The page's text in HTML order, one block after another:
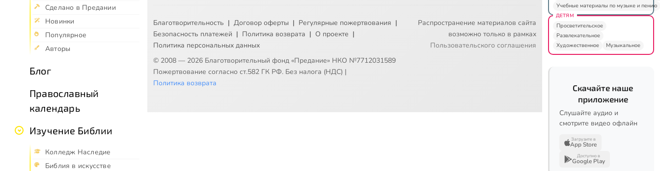
Сделано в Предании
Новинки
Популярное
Авторы
Блог
Православный
календарь
Изучение Библии
Колледж Наследие
Библия в искусстве
Благотворительность | Договор оферты | Регулярные пожертвования |
Безопасность платежей | Политика возврата | О проекте |
Политика персональных данных
© 2008 — 2026 Благотворительный фонд «Предание» НКО №7712031589
Пожертвование согласно ст.582 ГК РФ. Без налога (НДС) |
Политика возврата
Распространение материалов сайта
возможно только в рамках
Пользовательского соглашения
Учебные материалы по музыке и пению
ДЕТЯМ
Просветительское
Развлекательное
Художественное
Музыкальное
Скачайте наше
приложение
Слушайте аудио и
смотрите видео офлайн
Загрузите в
App Store
Доступно в
Google Play